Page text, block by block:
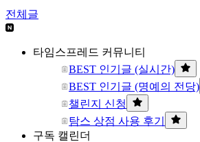
전체글
타임스프레드 커뮤니티
BEST 인기글 (실시간)
BEST 인기글 (명예의 전당)
챌린지 신청
탐스 상점 사용 후기
구독 캘린더